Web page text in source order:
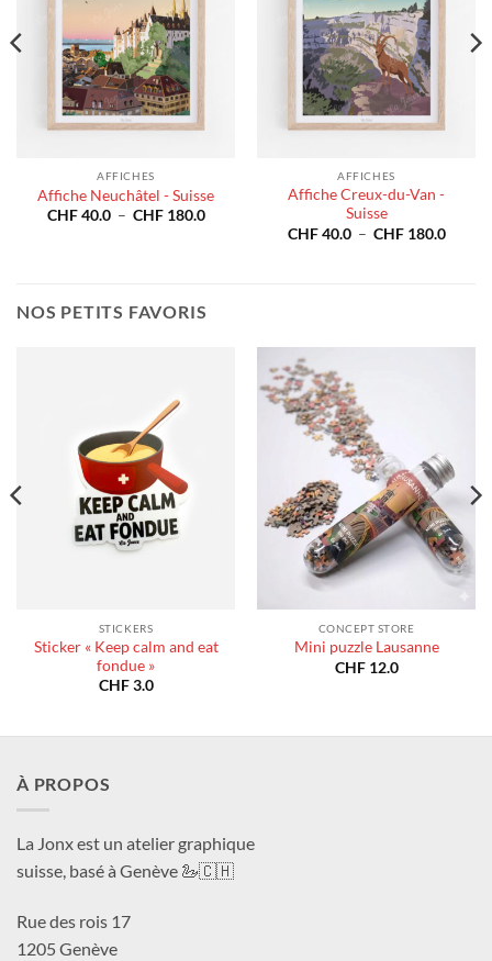
AFFICHES
Affiche Neuchâtel - Suisse
CHF40.0 – CHF180.0Plage
AFFICHES
Affiche Creux-du-Van -
Suisse
CHF40.0 – CHF180.0Plage
NOS PETITS FAVORIS
STICKERS
Sticker « Keep calm and eat
fondue »
CHF3.0
CONCEPT STORE
Mini puzzle Lausanne
CHF12.0
À PROPOS
La Jonx est un atelier graphique
suisse, basé à Genève 🦢🇨🇭
Rue des rois 17
1205 Genève